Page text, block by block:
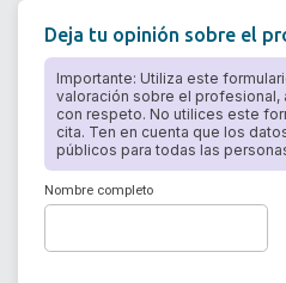
Deja tu opinión sobre el
Importante: Utiliza este
valoración sobre el profesional,
con respeto. No utilices este
cita. Ten en cuenta que los
públicos para todas las
Nombre completo